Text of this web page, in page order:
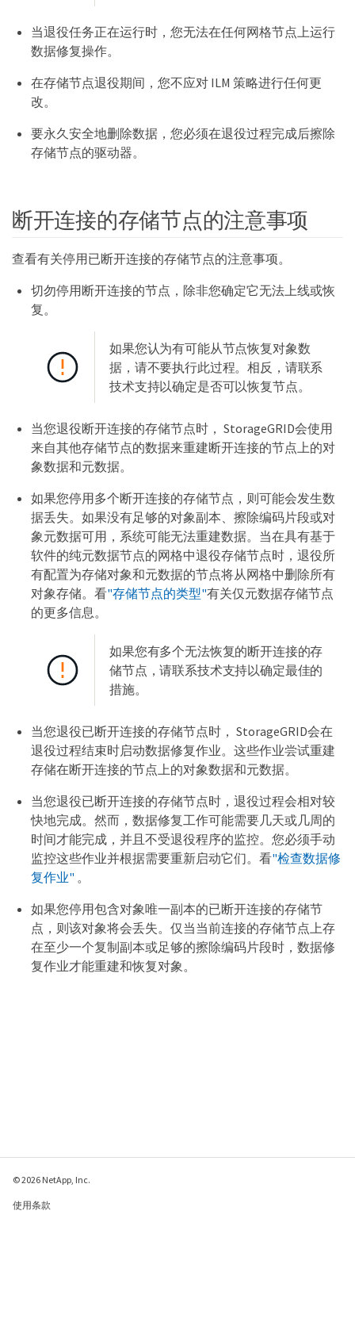
当退役任务正在运行时，您无法在任何网格节点上运行
数据修复操作。
在存储节点退役期间，您不应对 ILM 策略进行任何更
改。
要永久安全地删除数据，您必须在退役过程完成后擦除
存储节点的驱动器。
断开连接的存储节点的注意事项
查看有关停用已断开连接的存储节点的注意事项。
切勿停用断开连接的节点，除非您确定它无法上线或恢
复。
如果您认为有可能从节点恢复对象数
据，请不要执行此过程。相反，请联系
技术支持以确定是否可以恢复节点。
当您退役断开连接的存储节点时， StorageGRID会使用
来自其他存储节点的数据来重建断开连接的节点上的对
象数据和元数据。
如果您停用多个断开连接的存储节点，则可能会发生数
据丢失。如果没有足够的对象副本、擦除编码片段或对
象元数据可用，系统可能无法重建数据。当在具有基于
软件的纯元数据节点的网格中退役存储节点时，退役所
有配置为存储对象和元数据的节点将从网格中删除所有
对象存储。看"存储节点的类型"有关仅元数据存储节点
的更多信息。
如果您有多个无法恢复的断开连接的存
储节点，请联系技术支持以确定最佳的
措施。
当您退役已断开连接的存储节点时， StorageGRID会在
退役过程结束时启动数据修复作业。这些作业尝试重建
存储在断开连接的节点上的对象数据和元数据。
当您退役已断开连接的存储节点时，退役过程会相对较
快地完成。然而，数据修复工作可能需要几天或几周的
时间才能完成，并且不受退役程序的监控。您必须手动
监控这些作业并根据需要重新启动它们。看"检查数据修
复作业" 。
如果您停用包含对象唯一副本的已断开连接的存储节
点，则该对象将会丢失。仅当当前连接的存储节点上存
在至少一个复制副本或足够的擦除编码片段时，数据修
复作业才能重建和恢复对象。
© 2026 NetApp, Inc.
使用条款